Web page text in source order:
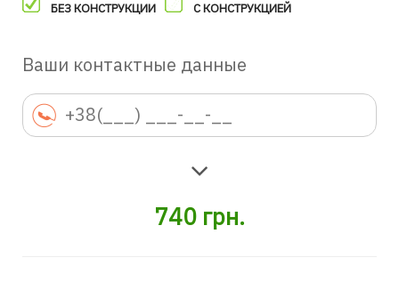
БЕЗ КОНСТРУКЦИИ С КОНСТРУКЦИЕЙ
Ваши контактные данные
740 грн.